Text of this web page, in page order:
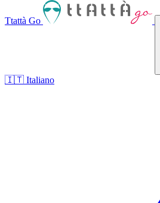
Ttattà Go
🇮🇹 Italiano